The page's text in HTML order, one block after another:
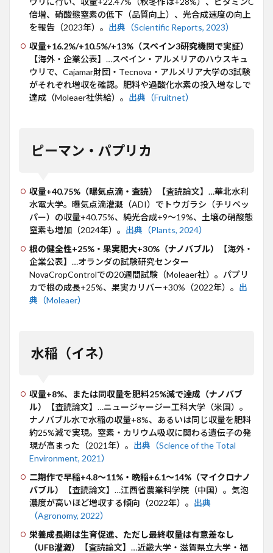
倍増、硝酸態窒素の低下（品質向上）、光合成速度の向上
を報告（2023年）。 出典（Scientific Reports, 2023）
収量+16.2%/+10.5%/+13%（スペイン3研究機関で実証）
【海外・企業公表】…スペイン・アルメリアのハウスキュ
ウリで、Cajamar財団・Tecnova・アルメリア大学の3試験
がそれぞれ増収を確認。肥料や過酸化水素の投入増なしで
達成（Moleaer社供給）。 出典（Fruitnet）
ピーマン・パプリカ
収量+40.75%（曝気点滴・査読）
【査読論文】…華北水利
水電大学。曝気点滴灌漑（ADI）でトウガラシ（チリペッ
パー）の収量+40.75%、純光合成+9〜19%、土壌の硝酸態
窒素も増加（2024年）。 出典（Plants, 2024）
根の健全性+25%・果実肥大+30%（ナノバブル）
【海外・
企業公表】…オランダの試験研究センター
NovaCropControlでの20週間試験（Moleaer社）。パプリ
カで根の成長+25%、果実カリバー+30%（2022年）。 出
典（Moleaer）
水稲（イネ）
収量+8%、または同収量を肥料25%減で達成（ナノバブ
ル）
【査読論文】…ニュージャージー工科大学（米国）。
ナノバブル水で水稲の収量+8%、あるいは同じ収量を肥料
約25%減で実現。窒素・カリウム吸収に関わる遺伝子の発
現が高まった（2021年）。 出典（Science of the Total
Environment, 2021）
二期作で早稲+4.8〜11%・晩稲+6.1〜14%（マイクロナノ
バブル）
【査読論文】…江西省農業科学院（中国）。気泡
濃度が高いほど増収する傾向（2022年）。 出典
（Agronomy, 2022）
栄養成長期は生育促進、ただし最終収量は有意差なし
（UFB灌漑）
【査読論文】…近畿大学・滋賀県立大学・福